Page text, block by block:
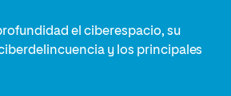
el ciberespacio, su
y los principales